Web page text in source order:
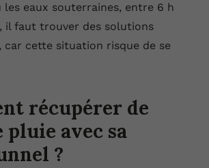
les eaux souterraines, entre 6 h
il faut trouver des solutions
car cette situation risque de se
récupérer de
pluie avec sa
?